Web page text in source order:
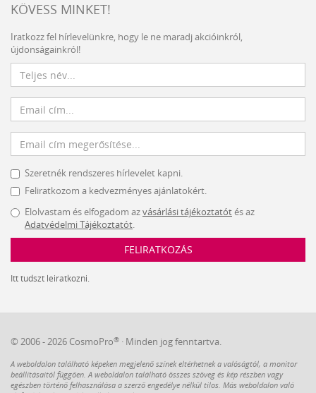
KÖVESS MINKET!
Iratkozz fel hírlevelünkre, hogy le ne maradj akcióinkról,
újdonságainkról!
Szeretnék rendszeres hírlevelet kapni.
Feliratkozom a kedvezményes ajánlatokért.
Elolvastam és elfogadom azvásárlási tájékoztatótés az
Adatvédelmi Tájékoztatót.
FELIRATKOZÁS
Itt tudszt leiratkozni.
© 2006 - 2026 CosmoPro® · Minden jog fenntartva.
A weboldalon található képeken megjelenő színek eltérhetnek a valóságtól, a monitor
beállításaitól függően. A weboldalon található összes szöveg és kép részben vagy
egészben történő felhasználása a szerző engedélye nélkül tilos. Más weboldalon való